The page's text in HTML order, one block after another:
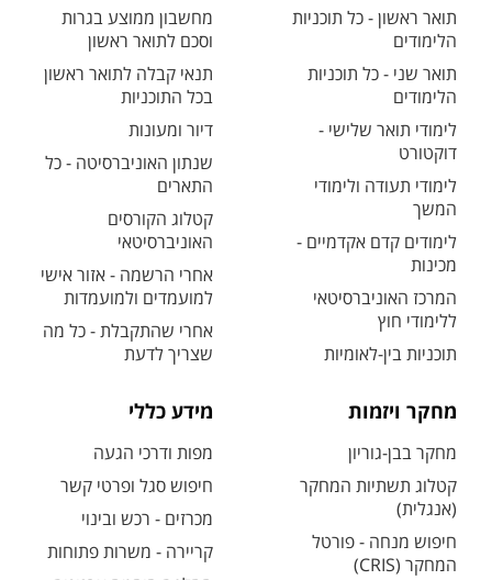
תואר ראשון - כל תוכניות
הלימודים
תואר שני - כל תוכניות
הלימודים
לימודי תואר שלישי -
דוקטורט
לימודי תעודה ולימודי
המשך
לימודים קדם אקדמיים -
מכינות
המרכז האוניברסיטאי
ללימודי חוץ
תוכניות בין-לאומיות
מחשבון ממוצע בגרות
וסכם לתואר ראשון
תנאי קבלה לתואר ראשון
בכל התוכניות
דיור ומעונות
שנתון האוניברסיטה - כל
התארים
קטלוג הקורסים
האוניברסיטאי
אחרי הרשמה - אזור אישי
למועמדים ולמועמדות
אחרי שהתקבלת - כל מה
שצריך לדעת
מחקר ויזמות
מחקר בבן-גוריון
קטלוג תשתיות המחקר
(אנגלית)
חיפוש מנחה - פורטל
המחקר (CRIS)
מידע כללי
מפות ודרכי הגעה
חיפוש סגל ופרטי קשר
מכרזים - רכש ובינוי
קריירה - משרות פתוחות